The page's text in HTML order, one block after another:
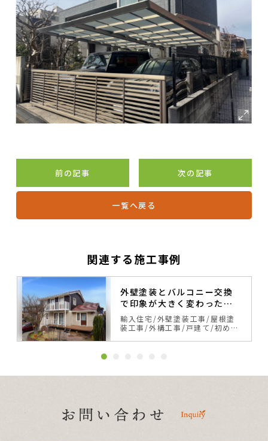
前の記事 次の記事
一覧へ戻る
関連する施工事例
外壁塗装とバルコニー交換
で印象が大きく変わったス
ウェーデンハウス
輸入住宅 外壁塗装工事
屋根塗
装工事 外構工事 戸建て 初めて